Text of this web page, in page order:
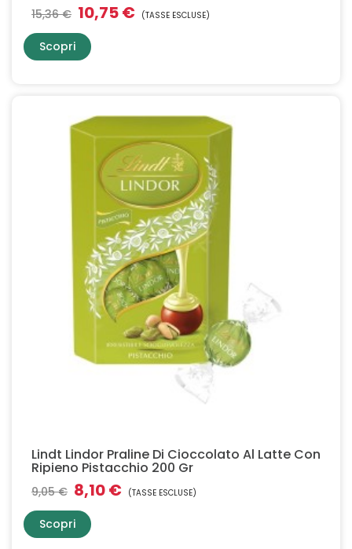
15,36 € 10,75 € (TASSE ESCLUSE)
Scopri
Lindt Lindor Praline Di Cioccolato Al Latte Con
Ripieno Pistacchio 200 Gr
9,05 € 8,10 € (TASSE ESCLUSE)
Scopri